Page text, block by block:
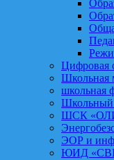
Цифровая
Школьная
школьная
Школьный
ШСК
ЭОР и
ЮИД